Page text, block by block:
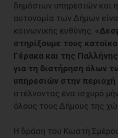
δημόσιων υπηρεσιών και η
αυτονομία των Δήμων
κοινωνικής ευθύνης.
στηρίξουμε τους
Γέρακα και της
για τη διατήρηση όλων
υπηρεσιών στην περιοχή
στέλνοντας ένα ισχυρό
όλους τους Δήμους της
Η δράση του Κωστή